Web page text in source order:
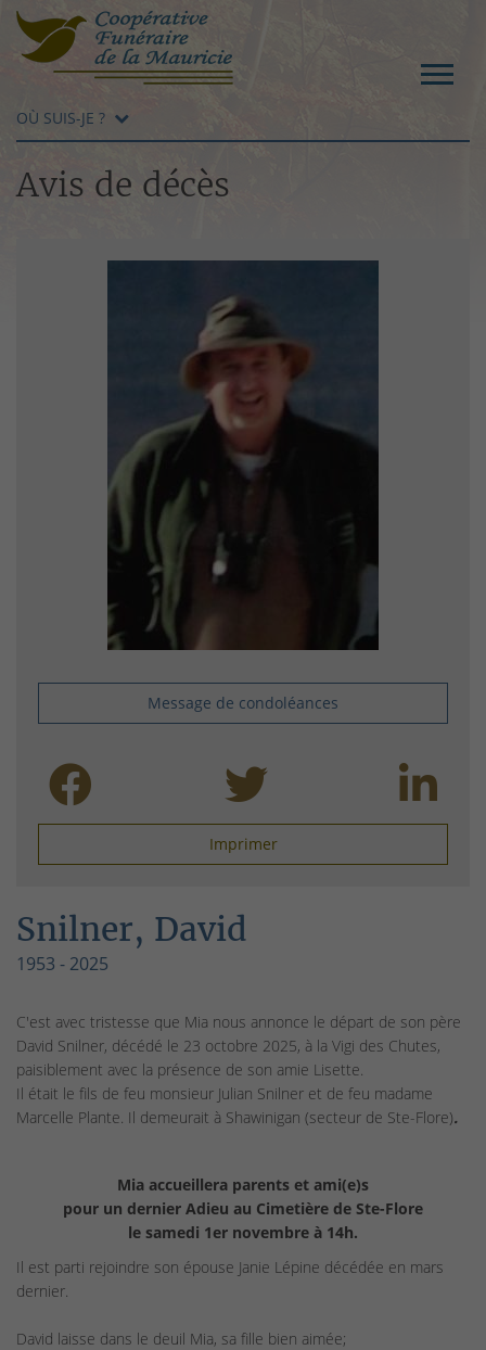
OÙ SUIS-JE ?
Avis de décès
Message de condoléances
Imprimer
Snilner, David
1953 - 2025
C'est avec tristesse que Mia nous annonce le départ de son père
David Snilner, décédé le 23 octobre 2025, à la Vigi des Chutes,
paisiblement avec la présence de son amie Lisette.
Il était le fils de feu monsieur Julian Snilner et de feu madame
Marcelle Plante. Il demeurait à Shawinigan (secteur de Ste-Flore).
Mia accueillera parents et ami(e)s
pour un dernier Adieu au Cimetière de Ste-Flore
le samedi 1er novembre à 14h.
Il est parti rejoindre son épouse Janie Lépine décédée en mars
dernier.
David laisse dans le deuil Mia, sa fille bien aimée;